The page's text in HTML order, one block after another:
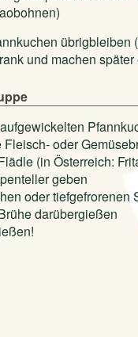
übrigbleiben
und machen später
Fleisch- oder
(in Österreich:
geben
oder tiefgefrorenen
darübergießen